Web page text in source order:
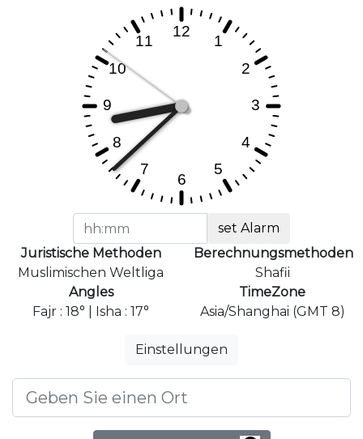
set Alarm
Juristische Methoden
Muslimischen Weltliga
Berechnungsmethoden
Shafii
Angles
Fajr : 18° | Isha : 17°
TimeZone
Asia/Shanghai (GMT 8)
Einstellungen